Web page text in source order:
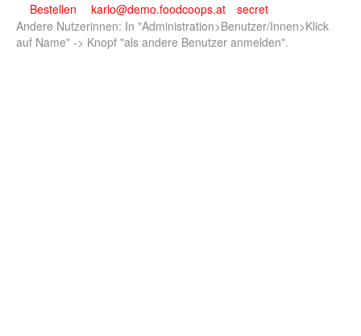
Bestellen
karlo@demo.foodcoops.at
secret
Andere Nutzerinnen: In "Administration>Benutzer/Innen>Klick
auf Name" -> Knopf "als andere Benutzer anmelden".